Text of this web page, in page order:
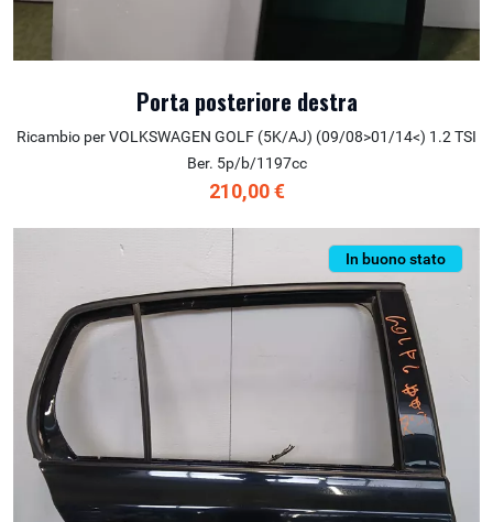
Porta posteriore destra
Ricambio per VOLKSWAGEN GOLF (5K/AJ) (09/08>01/14<) 1.2 TSI
Ber. 5p/b/1197cc
210,00 €
In buono stato